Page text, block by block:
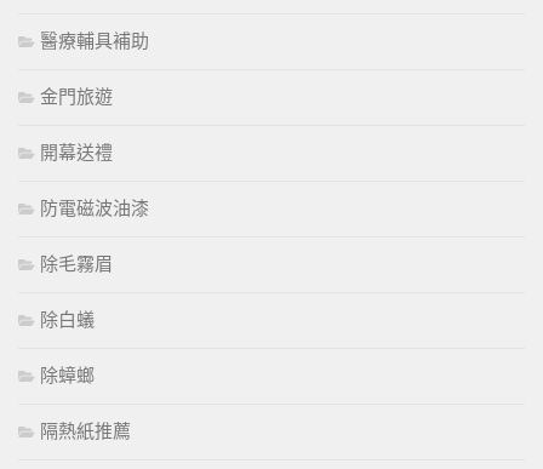
醫療輔具補助
金門旅遊
開幕送禮
防電磁波油漆
除毛霧眉
除白蟻
除蟑螂
隔熱紙推薦